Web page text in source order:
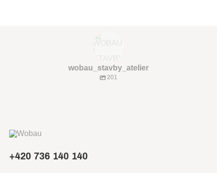
wobau_stavby_atelier
201
+420 736 140 140